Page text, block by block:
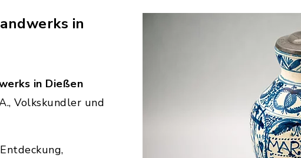
in
in Dießen
Volkskundler und